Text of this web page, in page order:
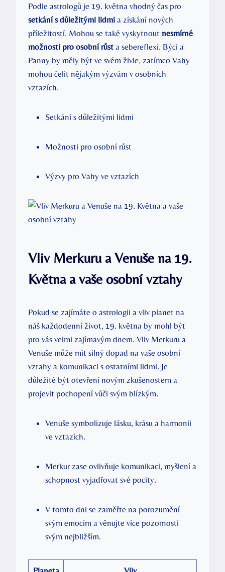
Podle ⁤astrologů​ je 19. května vhodný čas pro
setkání s důležitými‍ lidmi a získání nových
příležitostí. Mohou se také vyskytnout nesmírné
⁣možnosti pro osobní růst a sebereflexi. Býci a
⁣Panny by měly být ⁢ve svém živle, zatímco‌ Vahy
mohou⁢ čelit nějakým ⁣výzvám v osobních
vztazích.
Setkání s důležitými lidmi
Možnosti pro osobní růst
Výzvy ‌pro ‌Vahy ve vztazích
Vliv Merkuru a‌ Venuše na 19.
Května a vaše⁢ osobní vztahy
Pokud ⁢se zajímáte o astrologii ‍a vliv planet na
náš každodenní život, 19. května by‌ mohl být
pro vás velmi​ zajímavým dnem. Vliv Merkuru⁢ a
Venuše může mít⁣ silný dopad na vaše osobní
vztahy a komunikaci s ostatními lidmi. Je⁣
důležité být otevření ‍novým‍ zkušenostem⁢ a
projevit pochopení vůči ⁣svým⁣ blízkým.
Venuše symbolizuje⁤ lásku, krásu a harmonii⁣
ve vztazích.
Merkur zase ovlivňuje komunikaci, myšlení​ a
schopnost ⁤vyjadřovat své pocity.
V tomto dni se zaměřte⁣ na ⁢porozumění
svým emocím ⁢a věnujte více ⁣pozornosti
svým⁣ nejbližším.